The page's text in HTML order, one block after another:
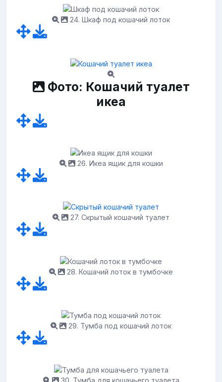
24. Шкаф под кошачий лоток
Фото: Кошачий туалет
икеа
26. Икеа ящик для кошки
27. Скрытый кошачий туалет
28. Кошачий лоток в тумбочке
29. Тумба под кошачий лоток
30. Тумба для кошачьего туалета